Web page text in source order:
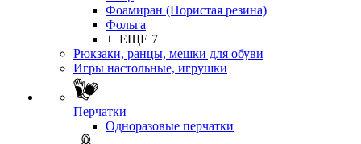
Фоамиран (Пористая резина)
Фольга
+ ЕЩЕ 7
Рюкзаки, ранцы, мешки для обуви
Игры настольные, игрушки
Перчатки
Одноразовые перчатки